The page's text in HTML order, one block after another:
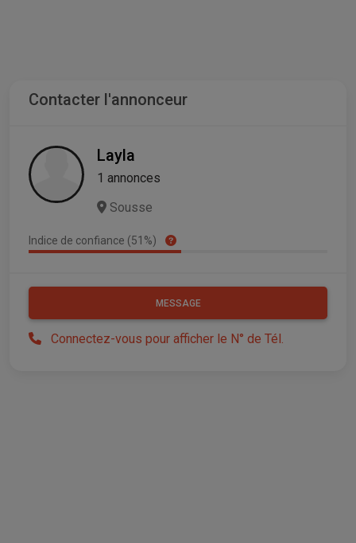
Contacter l'annonceur
Layla
1 annonces
Sousse
Indice de confiance (51%)
MESSAGE
Connectez-vous pour afficher le N° de Tél.